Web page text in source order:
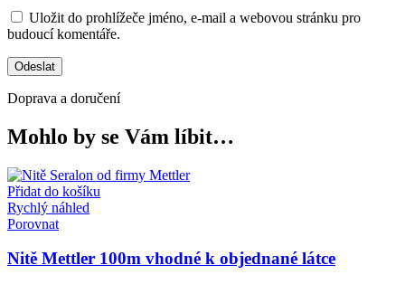
Uložit do prohlížeče jméno, e-mail a webovou stránku pro
budoucí komentáře.
Doprava a doručení
Mohlo by se Vám líbit…
Přidat do košíku
Rychlý náhled
Porovnat
Nitě Mettler 100m vhodné k objednané látce